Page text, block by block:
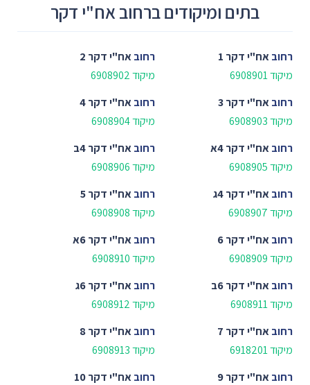
בתים ומיקודים ברחוב אח"י דקר
רחובאח"י דקר 1
מיקוד 6908901
רחובאח"י דקר 2
מיקוד 6908902
רחובאח"י דקר 3
מיקוד 6908903
רחובאח"י דקר 4
מיקוד 6908904
רחובאח"י דקר 4א
מיקוד 6908905
רחובאח"י דקר 4ב
מיקוד 6908906
רחובאח"י דקר 4ג
מיקוד 6908907
רחובאח"י דקר 5
מיקוד 6908908
רחובאח"י דקר 6
מיקוד 6908909
רחובאח"י דקר 6א
מיקוד 6908910
רחובאח"י דקר 6ב
מיקוד 6908911
רחובאח"י דקר 6ג
מיקוד 6908912
רחובאח"י דקר 7
מיקוד 6918201
רחובאח"י דקר 8
מיקוד 6908913
רחובאח"י דקר 9
רחובאח"י דקר 10